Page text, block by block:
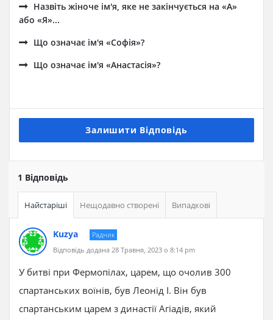
Назвіть жіноче ім'я, яке не закінчується на «А»
або «Я»...
Що означає ім'я «Софія»?
Що означає ім'я «Анастасія»?
Залишити Відповідь
1 Відповідь
Найстаріші Нещодавно створені Випадкові
Kuzya
Радник
Відповідь додана 28 Травня, 2023 о 8:14 pm
У битві при Фермопілах, царем, що очолив 300
спартанських воїнів, був Леонід I. Він був
спартанським царем з династії Агіадів, який